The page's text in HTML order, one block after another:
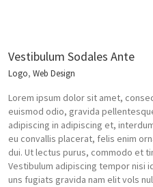
Vestibulum Sodales Ante
Logo, Web Design
Lorem ipsum dolor sit amet,
euismod odio, gravida
adipiscing in adipiscing et,
eu convallis placerat, felis enim
dui. Ut lectus purus, commodo et
Vestibulum adipiscing tempor nisi
uns fugiats gravida nam elit vols